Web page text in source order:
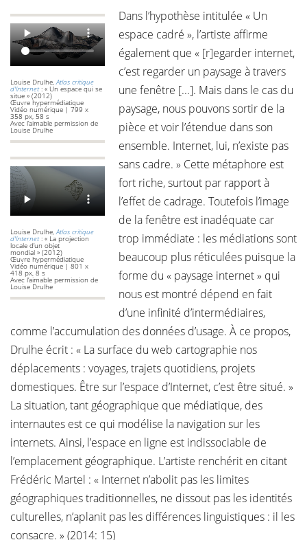
Louise Drulhe, Atlas critique
d'Internet : « Un espace qui se
situe » (2012)
Œuvre hypermédiatique
Vidéo numérique | 799 x
358 px, 58 s
Avec l’aimable permission de
Louise Drulhe
Louise Drulhe, Atlas critique
d'Internet : « La projection
locale d’un objet
mondial » (2012)
Œuvre hypermédiatique
Vidéo numérique | 801 x
418 px, 8 s
Avec l’aimable permission de
Louise Drulhe
Dans l’hypothèse intitulée « Un
espace cadré », l’artiste affirme
également que « [r]egarder internet,
c’est regarder un paysage à travers
une fenêtre [...]. Mais dans le cas du
paysage, nous pouvons sortir de la
pièce et voir l’étendue dans son
ensemble. Internet, lui, n’existe pas
sans cadre. » Cette métaphore est
fort riche, surtout par rapport à
l’effet de cadrage. Toutefois l’image
de la fenêtre est inadéquate car
trop immédiate : les médiations sont
beaucoup plus réticulées puisque la
forme du « paysage internet » qui
nous est montré dépend en fait
d’une infinité d’intermédiaires,
comme l’accumulation des données d’usage. À ce propos,
Drulhe écrit : « La surface du web cartographie nos
déplacements : voyages, trajets quotidiens, projets
domestiques. Être sur l’espace d’Internet, c’est être situé. »
La situation, tant géographique que médiatique, des
internautes est ce qui modélise la navigation sur les
internets. Ainsi, l’espace en ligne est indissociable de
l’emplacement géographique. L’artiste renchérit en citant
Frédéric Martel : « Internet n’abolit pas les limites
géographiques traditionnelles, ne dissout pas les identités
culturelles, n’aplanit pas les différences linguistiques : il les
consacre. » (2014: 15)